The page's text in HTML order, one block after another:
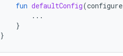
fun defaultConfig(configure
...
}
}